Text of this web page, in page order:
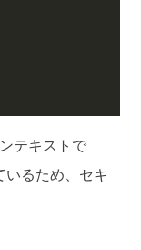
テキストで
いるため、セキ